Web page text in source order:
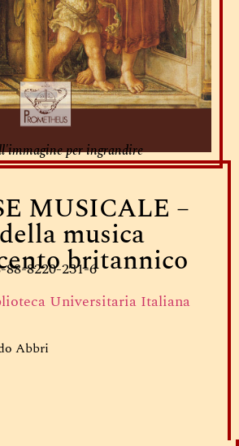
per ingrandire
MUSICALE –
musica
britannico
88-8220-231-6
Universitaria Italiana
Abbri